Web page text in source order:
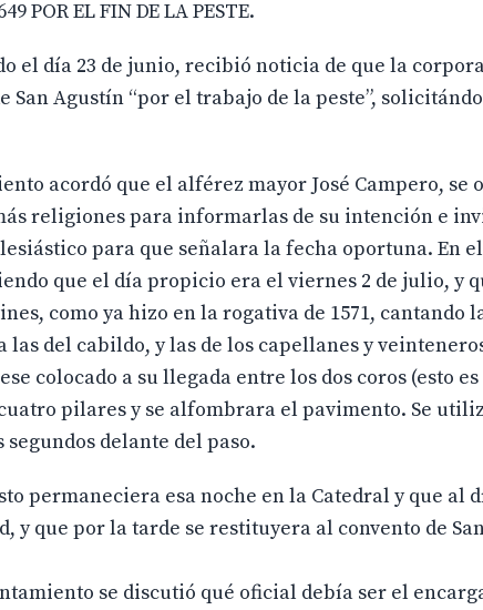
POR EL FIN DE LA PESTE.
el día 23 de junio, recibió noticia de que la
San Agustín “por el trabajo de la peste”,
acordó que el alférez mayor José Campero, se
religiones para informarlas de su intención e
para que señalara la fecha oportuna. En
que el día propicio era el viernes 2 de julio, y
como ya hizo en la rogativa de 1571, cantando
las del cabildo, y las de los capellanes y
colocado a su llegada entre los dos coros (esto
pilares y se alfombrara el pavimento. Se
segundos delante del paso.
permaneciera esa noche en la Catedral y que al
y que por la tarde se restituyera al convento de
se discutió qué oficial debía ser el